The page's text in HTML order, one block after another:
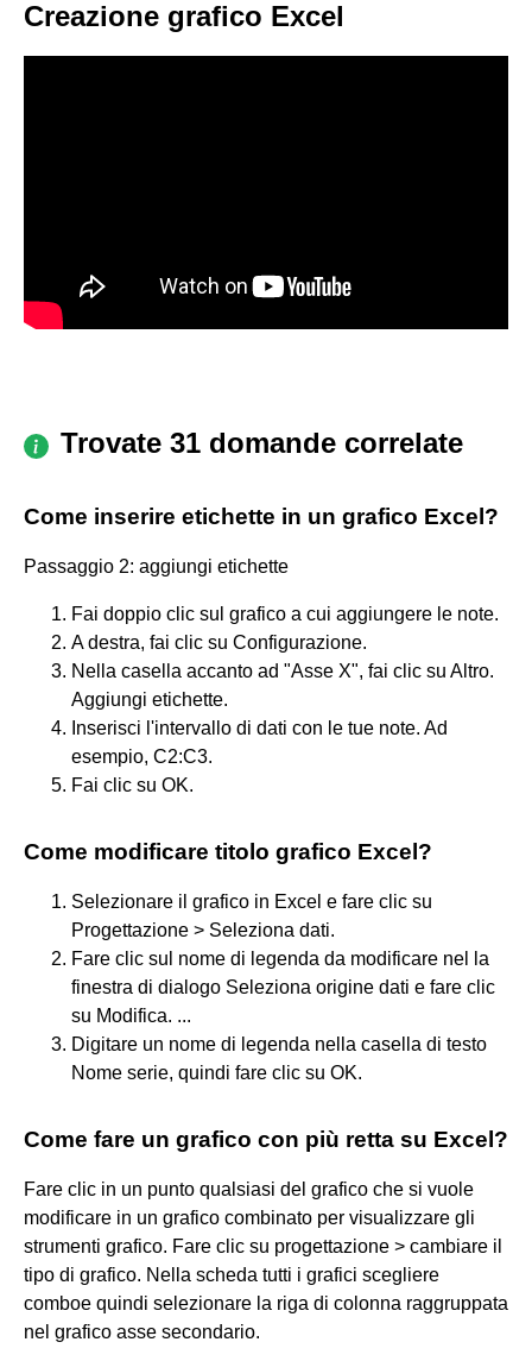
Creazione grafico Excel
Trovate 31 domande correlate
Come inserire etichette in un grafico Excel?
Passaggio 2: aggiungi etichette
Fai doppio clic sul grafico a cui aggiungere le note.
A destra, fai clic su Configurazione.
Nella casella accanto ad "Asse X", fai clic su Altro.
Aggiungi etichette.
Inserisci l'intervallo di dati con le tue note. Ad
esempio, C2:C3.
Fai clic su OK.
Come modificare titolo grafico Excel?
Selezionare il grafico in Excel e fare clic su
Progettazione > Seleziona dati.
Fare clic sul nome di legenda da modificare nel la
finestra di dialogo Seleziona origine dati e fare clic
su Modifica. ...
Digitare un nome di legenda nella casella di testo
Nome serie, quindi fare clic su OK.
Come fare un grafico con più retta su Excel?
Fare clic in un punto qualsiasi del grafico che si vuole
modificare in un grafico combinato per visualizzare gli
strumenti grafico. Fare clic su progettazione > cambiare il
tipo di grafico. Nella scheda tutti i grafici scegliere
comboe quindi selezionare la riga di colonna raggruppata
nel grafico asse secondario.